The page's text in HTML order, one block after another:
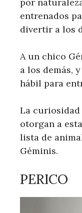
entrenados
divertir a los
A un chico
a los demás,
hábil para
La
otorgan a
lista de
Géminis.
PERICO